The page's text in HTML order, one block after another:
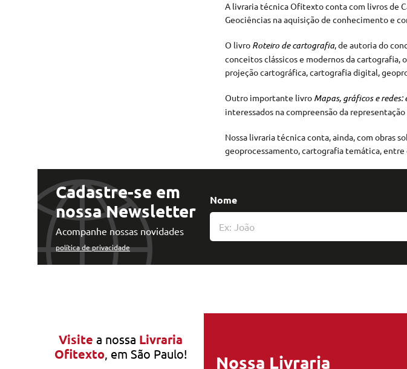
A livraria técnica Ofitexto conta com livros de
Geociências na aquisição de conhecimento e
O livro Roteiro de cartografia, de autoria do
conceitos clássicos e modernos da cartografia,
projeção cartográfica, cartografia digital,
Outro importante livro Mapas, gráficos e redes:
interessados na compreensão da
Nossa livraria técnica conta, ainda, com obras
geoprocessamento, cartografia temática,
Cadastre-se em
nossa Newsletter
Acompanhe nossas novidades
política de privacidade
Nome
Visite a nossa Livraria
Ofitexto, em São Paulo! Nossa Livraria